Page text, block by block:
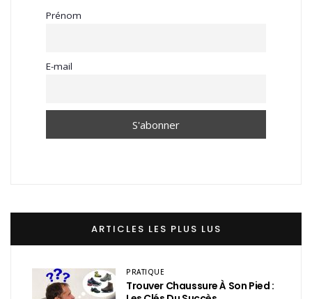
Prénom
E-mail
ARTICLES LES PLUS LUS
PRATIQUE
Trouver Chaussure À Son Pied :